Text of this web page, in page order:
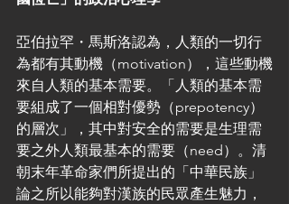
亞伯拉罕・馬斯洛認為，人類的一切行
為都有其動機（motivation），這些動機
來自人類的基本需要。「人類的基本需
要組成了一個相對優勢（prepotency）
的層次」，其中對安全的需要是生理需
要之外人類最基本的需要（need）。清
朝末年革命家們所提出的「中華民族」
論之所以能夠對漢族的民眾產生魅力，